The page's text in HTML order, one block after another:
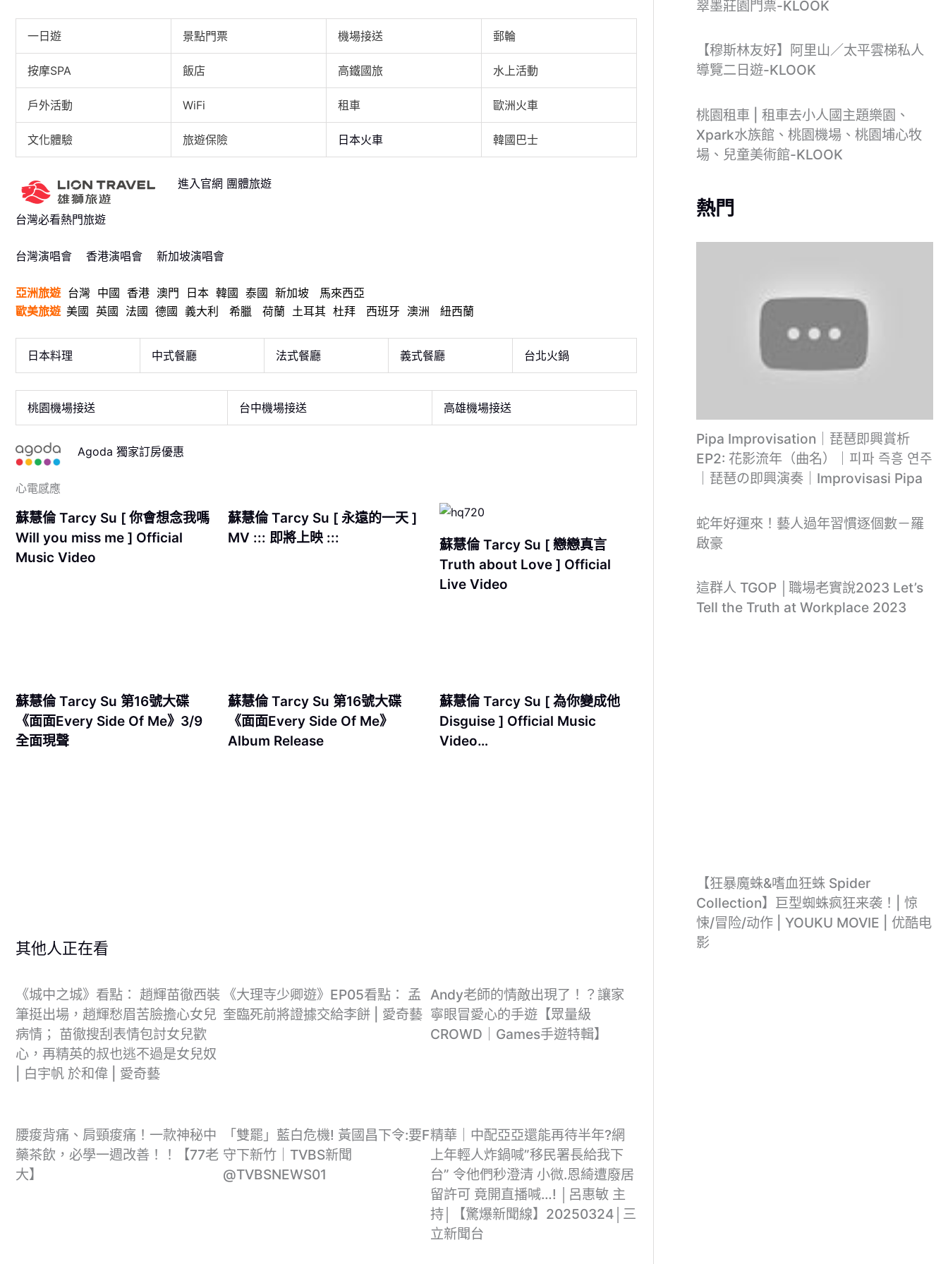
一日遊 景點門票 機場接送 郵輪
按摩SPA 飯店 高鐵國旅 水上活動
戶外活動 WiFi 租車 歐洲火車
文化體驗 旅遊保險 日本火車 韓國巴士
進入官網 團體旅遊
台灣必看熱門旅遊
台灣演唱會 香港演唱會 新加坡演唱會
亞洲旅遊 台灣 中國 香港 澳門 日本 韓國 泰國 新加坡
馬來西亞
歐美旅遊 美國 英國 法國 德國 義大利 希臘 荷蘭 土耳其 杜拜 西班牙 澳洲 紐西蘭
日本料理 中式餐廳 法式餐廳 義式餐廳 台北火鍋
桃園機場接送 台中機場接送 高雄機場接送
Agoda 獨家訂房優惠
心電感應
蘇慧倫 Tarcy Su [ 你會想念我嗎
Will you miss me ] Official
Music Video
蘇慧倫 Tarcy Su [ 永遠的一天 ]
MV ::: 即將上映 :::
蘇慧倫 Tarcy Su [ 戀戀真言
Truth about Love ] Official
Live Video
蘇慧倫 Tarcy Su 第16號大碟
《面面Every Side Of Me》3/9
全面現聲
蘇慧倫 Tarcy Su 第16號大碟
《面面Every Side Of Me》
Album Release
蘇慧倫 Tarcy Su [ 為你變成他
Disguise ] Official Music
Video…
其他人正在看
《城中之城》看點： 趙輝苗徹西裝
筆挺出場，趙輝愁眉苦臉擔心女兒
病情； 苗徹搜刮表情包討女兒歡
心，再精英的叔也逃不過是女兒奴
| 白宇帆 於和偉 | 愛奇藝
《大理寺少卿遊》EP05看點： 孟
奎臨死前將證據交給李餅 | 愛奇藝
Andy老師的情敵出現了！？讓家
寧眼冒愛心的手遊【眾量級
CROWD｜Games手遊特輯】
腰痠背痛、肩頸痠痛！一款神秘中
藥茶飲，必學一週改善！！【77老
大】
「雙罷」藍白危機! 黃國昌下令:要F
守下新竹｜TVBS新聞
@TVBSNEWS01
精華｜中配亞亞還能再待半年?網
上年輕人炸鍋喊”移民署長給我下
台” 令他們秒澄清 小微.恩綺遭廢居
留許可 竟開直播喊…! │呂惠敏 主
持│【驚爆新聞線】20250324│三
立新聞台
翠墨莊園門票-KLOOK
【穆斯林友好】阿里山／太平雲梯私人
導覽二日遊-KLOOK
桃園租車 | 租車去小人國主題樂園、
Xpark水族館、桃園機場、桃園埔心牧
場、兒童美術館-KLOOK
熱門
Pipa Improvisation｜琵琶即興賞析
EP2: 花影流年（曲名）｜피파 즉흥 연주
｜琵琶の即興演奏｜Improvisasi Pipa
蛇年好運來！藝人過年習慣逐個數－羅
啟豪
這群人 TGOP │職場老實說2023 Let’s
Tell the Truth at Workplace 2023
【狂暴魔蛛&嗜血狂蛛 Spider
Collection】巨型蜘蛛疯狂来袭！| 惊
悚/冒险/动作 | YOUKU MOVIE | 优酷电
影